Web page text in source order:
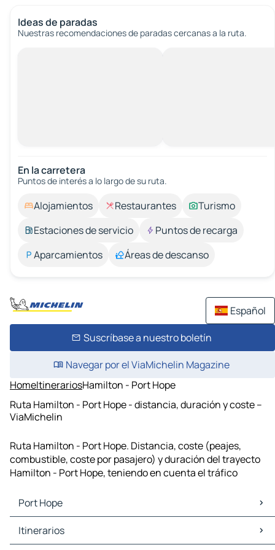
Ideas de paradas
Nuestras recomendaciones de paradas cercanas a la ruta.
En la carretera
Puntos de interés a lo largo de su ruta.
Alojamientos Restaurantes
Turismo
Estaciones de servicio
Puntos de recarga
Aparcamientos
Áreas de descanso
Español
Suscríbase a nuestro boletín
Navegar por el ViaMichelin Magazine
HomeItinerariosHamilton - Port Hope
Ruta Hamilton - Port Hope - distancia, duración y coste –
ViaMichelin
Ruta Hamilton - Port Hope. Distancia, coste (peajes,
combustible, coste por pasajero) y duración del trayecto
Hamilton - Port Hope, teniendo en cuenta el tráfico
Port Hope
Port Hope Mapas Planos
Port Hope Trafico
Itinerarios